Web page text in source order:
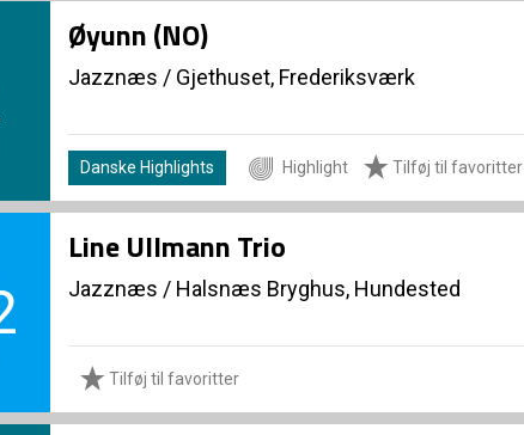
Øyunn (NO)
Jazznæs / Gjethuset, Frederiksværk
Danske Highlights Highlight Tilføj til favoritter
Line Ullmann Trio
Jazznæs / Halsnæs Bryghus, Hundested
Tilføj til favoritter